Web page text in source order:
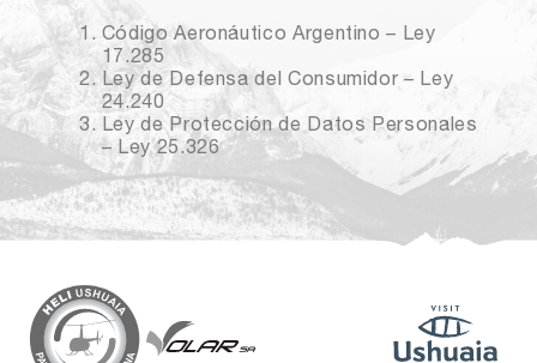
Código Aeronáutico Argentino – Ley
17.285
Ley de Defensa del Consumidor – Ley
24.240
Ley de Protección de Datos Personales
– Ley 25.326